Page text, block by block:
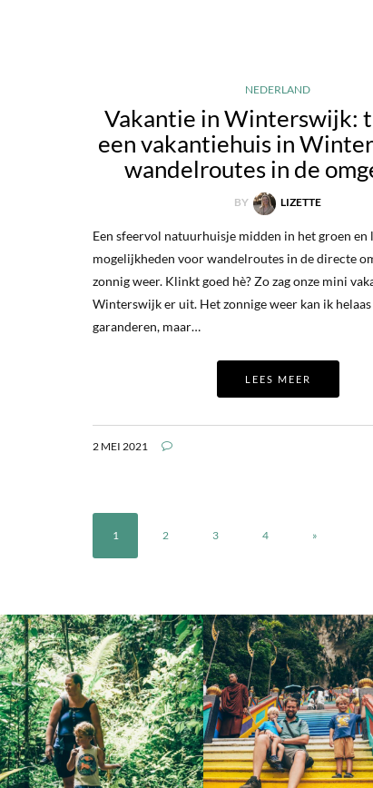
NEDERLAND
Vakantie in Winterswijk:
een vakantiehuis in
wandelroutes in de
BY LIZETTE
Een sfeervol natuurhuisje midden in het groen en
mogelijkheden voor wandelroutes in de directe
zonnig weer. Klinkt goed hè? Zo zag onze mini
Winterswijk er uit. Het zonnige weer kan ik
garanderen, maar…
LEES MEER
2 MEI 2021
1 2 3 4 »